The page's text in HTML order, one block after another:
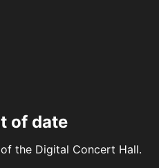
of date
the Digital Concert Hall.